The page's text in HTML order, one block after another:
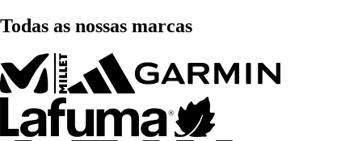
Todas as nossas marcas